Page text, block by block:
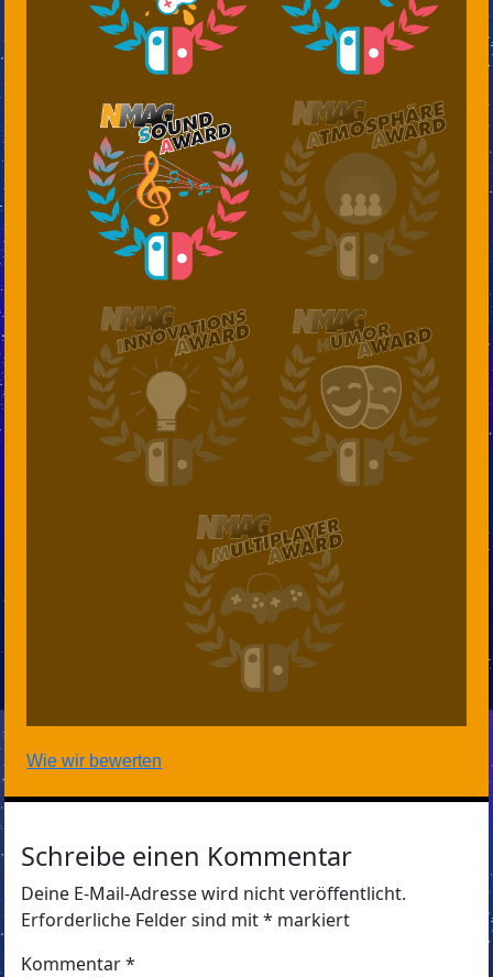
Wie wir bewerten
Schreibe einen Kommentar
Deine E-Mail-Adresse wird nicht veröffentlicht.
Erforderliche Felder sind mit* markiert
Kommentar*